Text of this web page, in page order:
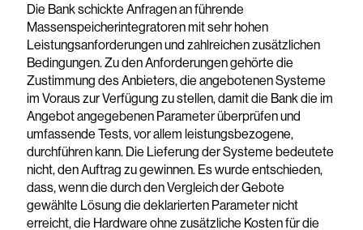
Die Bank schickte Anfragen an führende
Massenspeicherintegratoren mit sehr hohen
Leistungsanforderungen und zahlreichen zusätzlichen
Bedingungen. Zu den Anforderungen gehörte die
Zustimmung des Anbieters, die angebotenen Systeme
im Voraus zur Verfügung zu stellen, damit die Bank die im
Angebot angegebenen Parameter überprüfen und
umfassende Tests, vor allem leistungsbezogene,
durchführen kann. Die Lieferung der Systeme bedeutete
nicht, den Auftrag zu gewinnen. Es wurde entschieden,
dass, wenn die durch den Vergleich der Gebote
gewählte Lösung die deklarierten Parameter nicht
erreicht, die Hardware ohne zusätzliche Kosten für die